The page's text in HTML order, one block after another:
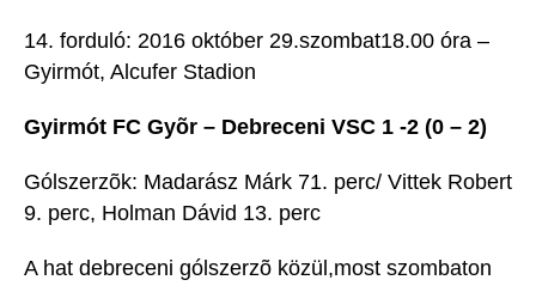
14. forduló: 2016 október 29.szombat18.00 óra –
Gyirmót, Alcufer Stadion
Gyirmót FC Gyõr – Debreceni VSC 1 -2 (0 – 2)
Gólszerzõk: Madarász Márk 71. perc/ Vittek Robert
9. perc, Holman Dávid 13. perc
A hat debreceni gólszerzõ közül,most szombaton